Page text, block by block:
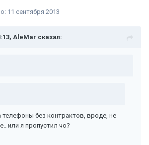
11 сентября 2013
AleMar сказал:
телефоны без контрактов, вроде, не
или я пропустил чо?